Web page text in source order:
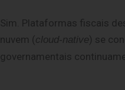
Sim. Plataformas fiscais
nuvem ( cloud-native) se
governamentais